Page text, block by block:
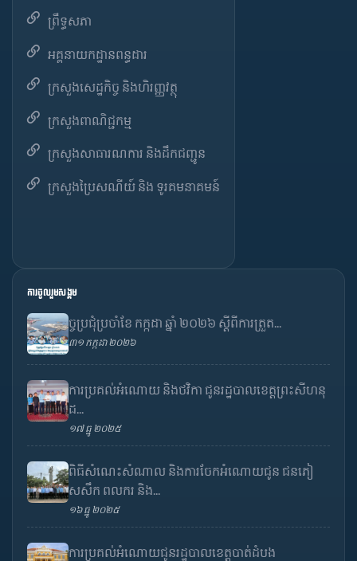
ព្រឹទ្ធសភា
អគ្គនាយកដ្ឋានពន្ធដារ
ក្រសួងសេដ្ឋកិច្ច និងហិរញ្ញវត្ថុ
ក្រសួងពាណិជ្ជកម្ម
ក្រសួងសាធារណការ និងដឹកជញ្ជូន
ក្រសួងប្រៃសណីយ៍ និង ទូរគមនាគមន៍
ការចូលរួមសង្គម
ច្ចប្រជុំប្រចាំខែ កក្កដា ឆ្នាំ ២០២៦ ស្តីពីការត្រួត...
៣១ កក្កដា ២០២៦
ការប្រគល់អំណោយ និងថវិកា ជូនរដ្ឋបាលខេត្តព្រះសីហនុ
ដ...
១៧ ធ្នូ ២០២៥
ពិធីសំណេះសំណាល និងការចែកអំណោយជូន ជនភៀ
សសឹក ពលករ និង...
១៦ ធ្នូ ២០២៥
ការប្រគល់អំណោយជូនរដ្ឋបាលខេត្តបាត់ដំបង